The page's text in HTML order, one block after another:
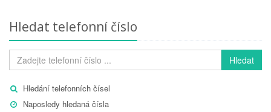
Hledat telefonní číslo
Hledat
Hledání telefonních čísel
Naposledy hledaná čísla